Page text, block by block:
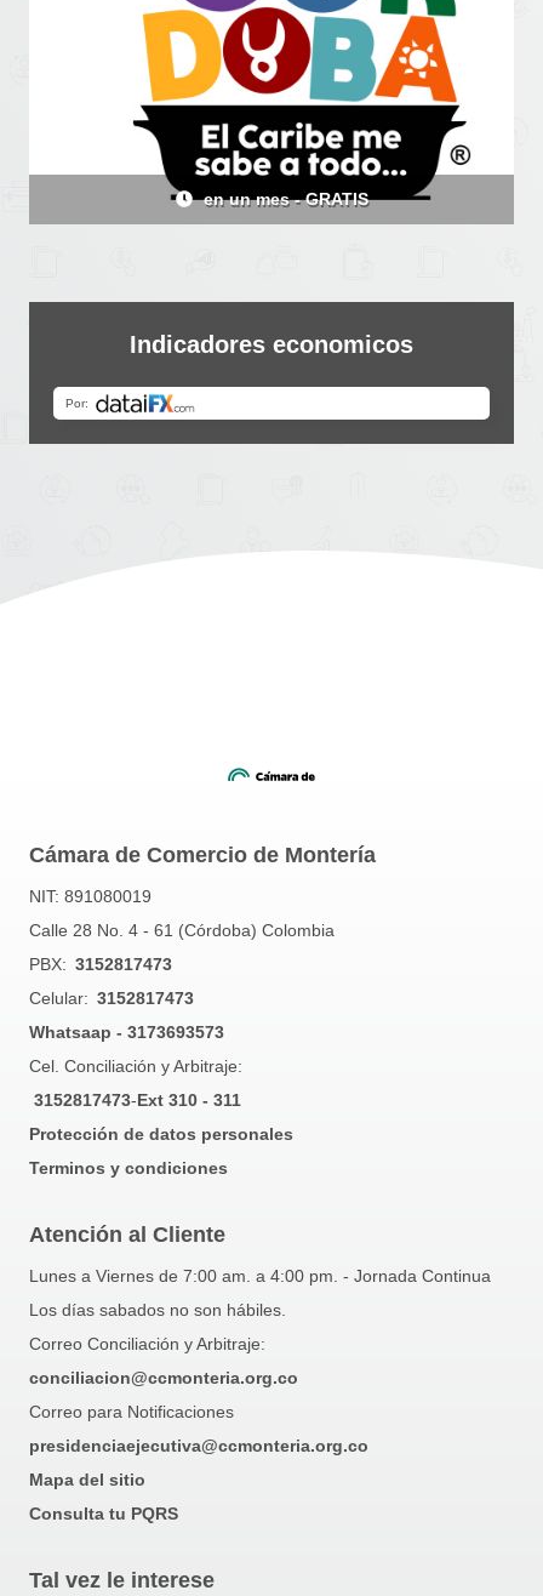
en 21 días - GRATIS
Indicadores economicos
Cámara de Comercio de Montería
NIT: 891080019
Calle 28 No. 4 - 61 (Córdoba) Colombia
PBX: 3152817473
Celular: 3152817473
Whatsaap - 3173693573
Cel. Conciliación y Arbitraje:
3152817473-Ext 310 - 311
Protección de datos personales
Terminos y condiciones
Atención al Cliente
Lunes a Viernes de 7:00 am. a 4:00 pm. - Jornada Continua
Los días sabados no son hábiles.
Correo Conciliación y Arbitraje:
conciliacion@ccmonteria.org.co
Correo para Notificaciones
presidenciaejecutiva@ccmonteria.org.co
Mapa del sitio
Consulta tu PQRS
Tal vez le interese